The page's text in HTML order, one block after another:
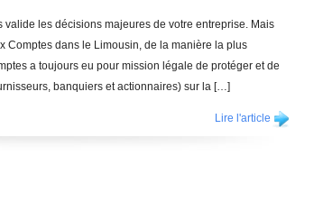
valide les décisions majeures de votre entreprise. Mais
Comptes dans le Limousin, de la manière la plus
a toujours eu pour mission légale de protéger et de
banquiers et actionnaires) sur la […]
Lire l'article